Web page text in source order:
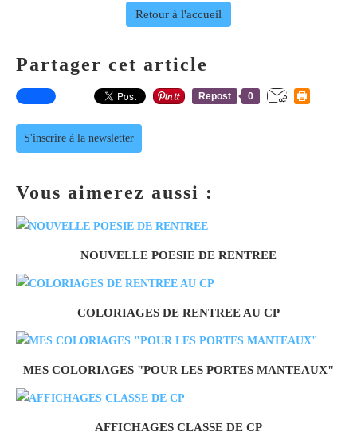
Retour à l'accueil
Partager cet article
Repost 0
S'inscrire à la newsletter
Vous aimerez aussi :
NOUVELLE POESIE DE RENTREE
COLORIAGES DE RENTREE AU CP
MES COLORIAGES "POUR LES PORTES MANTEAUX"
AFFICHAGES CLASSE DE CP